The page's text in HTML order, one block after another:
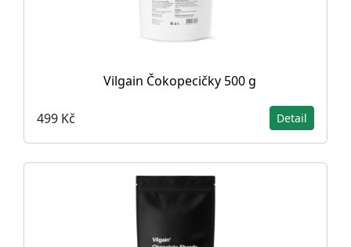
Vilgain Čokopecičky 500 g
499 Kč Detail